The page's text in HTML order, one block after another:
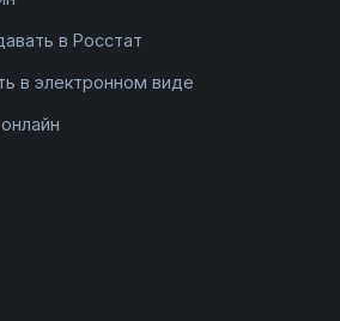
в Росстат
в электронном виде